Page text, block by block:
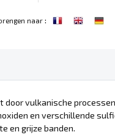
naar :
door vulkanische
en verschillende
en grijze banden.